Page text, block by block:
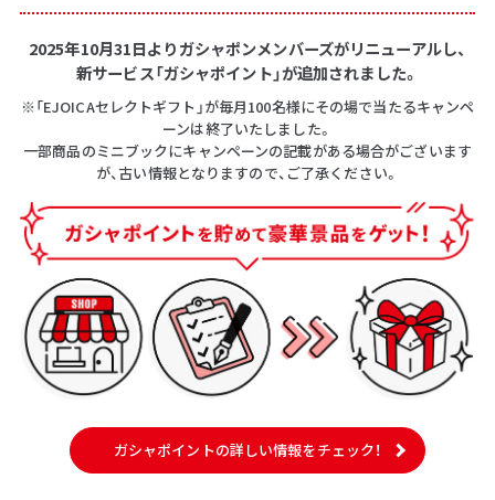
2025年10月31日よりガシャポンメンバーズがリニューアルし、
新サービス「ガシャポイント」が追加されました。
※「EJOICAセレクトギフト」が毎月100名様にその場で当たるキャンペ
ーンは終了いたしました。
一部商品のミニブックにキャンペーンの記載がある場合がございます
が、古い情報となりますので、ご了承ください。
ガシャポイントの詳しい情報をチェック！